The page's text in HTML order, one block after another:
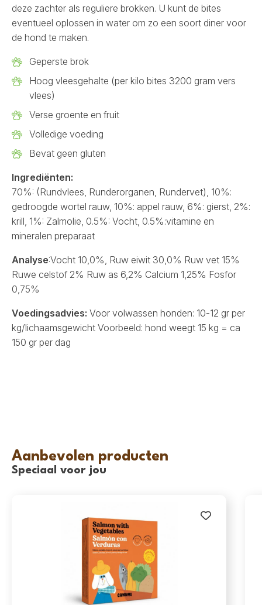
deze zachter als reguliere brokken. U kunt de bites
eventueel oplossen in water om zo een soort diner voor
de hond te maken.
Geperste brok
Hoog vleesgehalte (per kilo bites 3200 gram vers
vlees)
Verse groente en fruit
Volledige voeding
Bevat geen gluten
Ingrediënten:
70%: (Rundvlees, Runderorganen, Rundervet), 10%:
gedroogde wortel rauw, 10%: appel rauw, 6%: gierst, 2%:
krill, 1%: Zalmolie, 0.5%: Vocht, 0.5%:vitamine en
mineralen preparaat
Analyse:Vocht 10,0%, Ruw eiwit 30,0% Ruw vet 15%
Ruwe celstof 2% Ruw as 6,2% Calcium 1,25% Fosfor
0,75%
Voedingsadvies: Voor volwassen honden: 10-12 gr per
kg/lichaamsgewicht Voorbeeld: hond weegt 15 kg = ca
150 gr per dag
Aanbevolen producten
Speciaal voor jou